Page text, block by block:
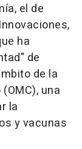
el de
ha
de
de la
una
la
y vacunas